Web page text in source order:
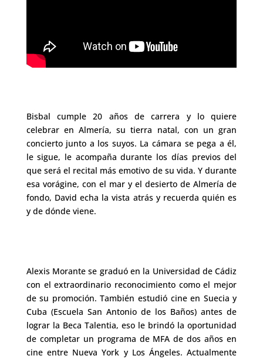
Bisbal cumple 20 años de carrera y lo quiere
celebrar en Almería, su tierra natal, con un gran
concierto junto a los suyos. La cámara se pega a él,
le sigue, le acompaña durante los días previos del
que será el recital más emotivo de su vida. Y durante
esa vorágine, con el mar y el desierto de Almería de
fondo, David echa la vista atrás y recuerda quién es
y de dónde viene.
Alexis Morante se graduó en la Universidad de Cádiz
con el extraordinario reconocimiento como el mejor
de su promoción. También estudió cine en Suecia y
Cuba (Escuela San Antonio de los Baños) antes de
lograr la Beca Talentia, eso le brindó la oportunidad
de completar un programa de MFA de dos años en
cine entre Nueva York y Los Ángeles. Actualmente